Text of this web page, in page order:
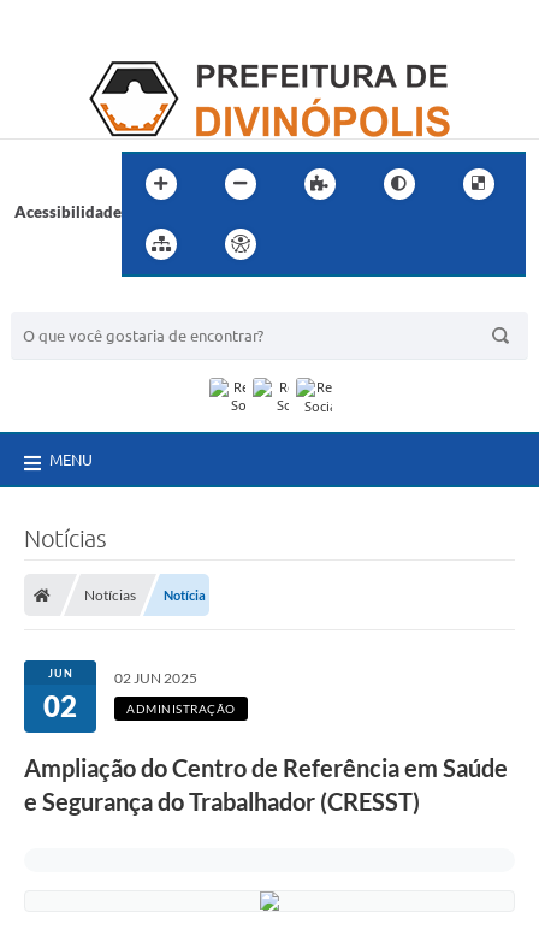
Acessibilidade
MENU
Notícias
Notícias Notícia
JUN
02
02 JUN 2025
ADMINISTRAÇÃO
Ampliação do Centro de Referência em Saúde
e Segurança do Trabalhador (CRESST)